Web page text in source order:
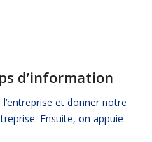
d’information
et donner notre
Ensuite, on appuie